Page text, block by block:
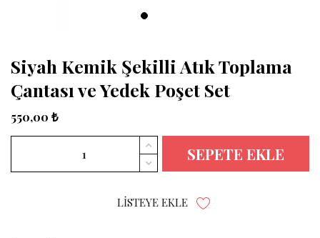
Siyah Kemik Şekilli Atık Toplama
Çantası ve Yedek Poşet Set
550,00 ₺
SEPETE EKLE
LISTEYE EKLE